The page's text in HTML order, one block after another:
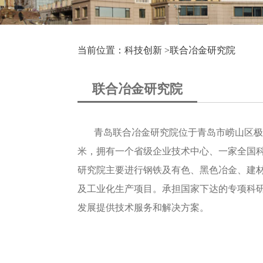
当前位置：科技创新 >联合冶金研究院
联合冶金研究院
青岛联合冶金研究院位于青岛市崂山区
米，拥有一个省级企业技术中心、一家全国
研究院主要进行钢铁及有色、黑色冶金、建
及工业化生产项目。承担国家下达的专项科
发展提供技术服务和解决方案。